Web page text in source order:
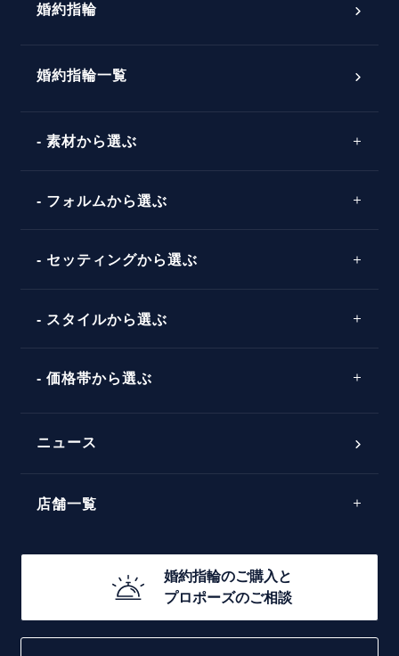
パーフェクトプロポーズリング
婚約指輪マッチング診断
ダイヤモンドの品質とは？
タイミング
言葉
婚約指輪
婚約指輪一覧
素材から選ぶ
コンビネーション
フォルムから選ぶ
ストレートライン
セッティングから選ぶ
ソリテール
ラインメレ
スタイルから選ぶ
シンプル
モード
エレガント
価格帯から選ぶ
30万円台～
20万円台～
10万円台～
ニュース
店舗一覧
函館店
婚約指輪のご購入と
プロポーズのご相談